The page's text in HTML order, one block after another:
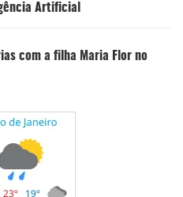
Artificial
com a filha Maria Flor no